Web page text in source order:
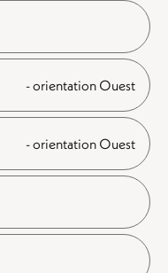
- orientation Ouest
- orientation Ouest